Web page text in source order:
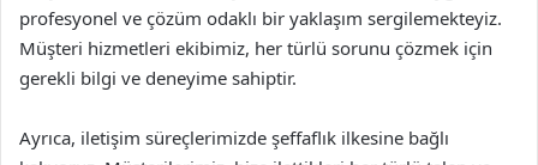
profesyonel ve çözüm odaklı bir yaklaşım sergilemekteyiz.
Müşteri hizmetleri ekibimiz, her türlü sorunu çözmek için
gerekli bilgi ve deneyime sahiptir.
Ayrıca, iletişim süreçlerimizde şeffaflık ilkesine bağlı